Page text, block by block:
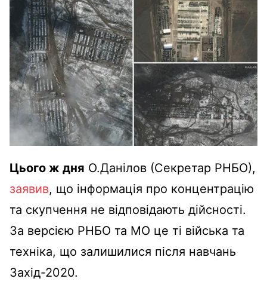
Цього ж дня О.Данілов (Секретар РНБО),
заявив, що інформація про концентрацію
та скупчення не відповідають дійсності.
За версією РНБО та МО це ті війська та
техніка, що залишилися після навчань
Захід-2020.